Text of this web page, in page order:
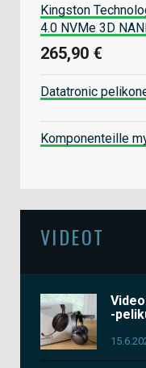
Kingston
4.0 NVMe 3D
265,90 €
Datatronic
Komponenteille
VIDEOT
-